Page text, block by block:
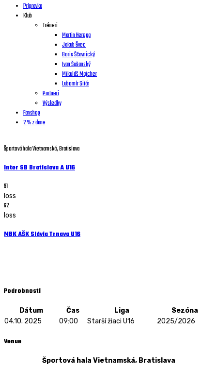
Prípravka
Klub
Tréneri
Martin Herega
Jakub Švec
Boris Ščavnický
Ivan Šušanský
Mikuláš Majcher
Lubomír Sitár
Partneri
Výsledky
Fanshop
2 % z dane
Športová hala Vietnamská, Bratislava
Inter SB Bratislava A U16
91
loss
62
loss
MBK AŠK Slávia Trnava U16
Podrobnosti
Dátum Čas Liga
Sezóna
04.10. 2025
09:00 Starší žiaci U16 2025/2026
Venue
Športová hala Vietnamská, Bratislava